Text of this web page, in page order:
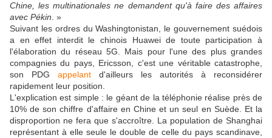
Chine, les multinationales ne demandent qu'à faire des affaires
avec Pékin . »
Suivant les ordres du Washingtonistan, le gouvernement suédois
a en effet interdit le chinois Huawei de toute participation à
l'élaboration du réseau 5G. Mais pour l'une des plus grandes
compagnies du pays, Ericsson, c'est une véritable catastrophe,
son PDG appelant d'ailleurs les autorités à reconsidérer
rapidement leur position.
L'explication est simple : le géant de la téléphonie réalise près de
10% de son chiffre d'affaire en Chine et un seul en Suède. Et la
disproportion ne fera que s'accroître. La population de Shanghai
représentant à elle seule le double de celle du pays scandinave,